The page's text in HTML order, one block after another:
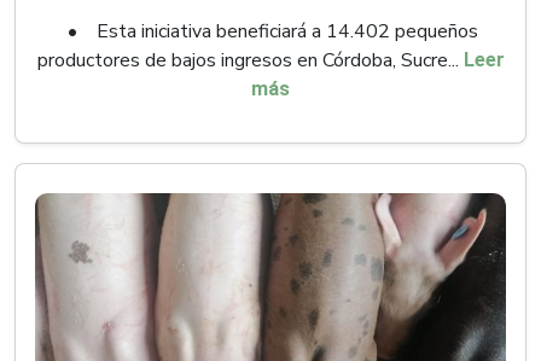
• Esta iniciativa beneficiará a 14.402 pequeños
productores de bajos ingresos en Córdoba, Sucre... Leer
más